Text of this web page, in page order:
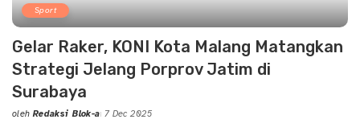
Sport
Gelar Raker, KONI Kota Malang Matangkan
Strategi Jelang Porprov Jatim di
Surabaya
Posted
oleh Redaksi Blok-a 7 Dec 2025